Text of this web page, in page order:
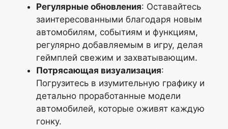
Регулярные обновления: Оставайтесь
заинтересованными благодаря новым
автомобилям, событиям и функциям,
регулярно добавляемым в игру, делая
геймплей свежим и захватывающим.
Потрясающая визуализация:
Погрузитесь в изумительную графику и
детально проработанные модели
автомобилей, которые оживят каждую
гонку.